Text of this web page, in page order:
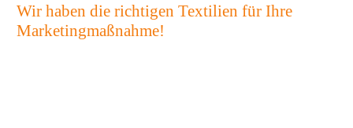
Wir haben die richtigen Textilien für Ihre
Marketingmaßnahme!